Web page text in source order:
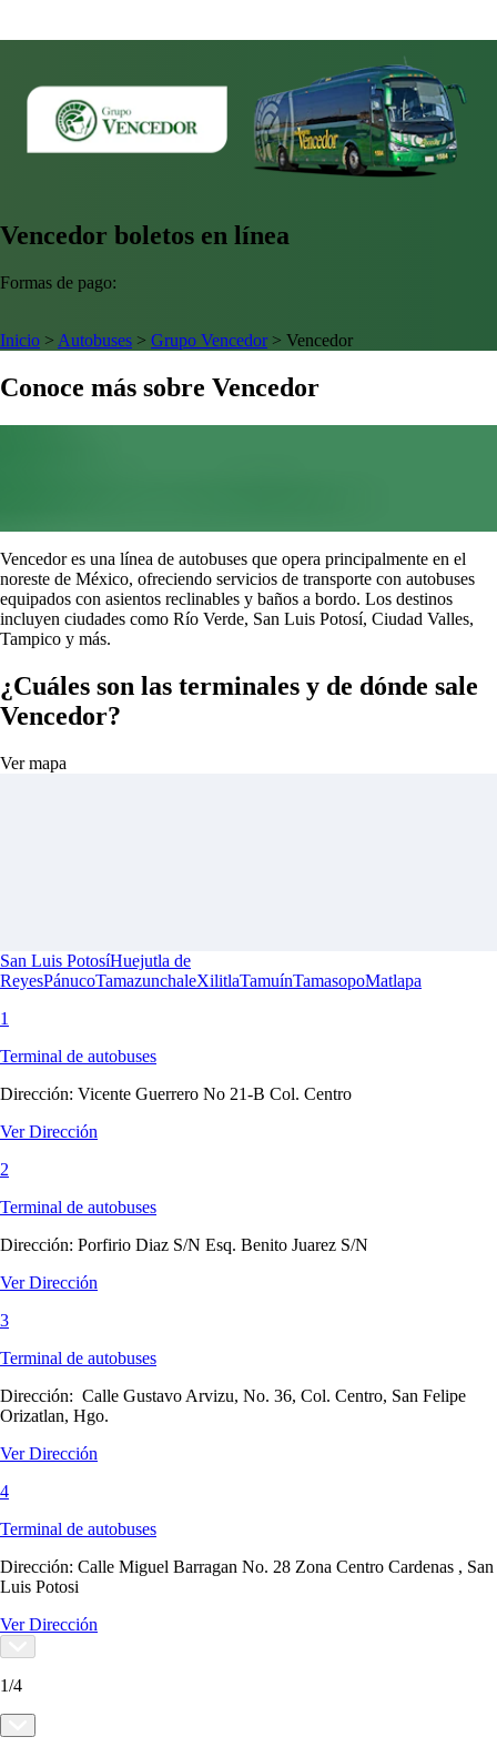
Vencedor boletos en línea
Formas de pago:
Inicio > Autobuses > Grupo Vencedor> Vencedor
Conoce más sobre Vencedor
Vencedor es una línea de autobuses que opera principalmente en el
noreste de México, ofreciendo servicios de transporte con autobuses
equipados con asientos reclinables y baños a bordo. Los destinos
incluyen ciudades como Río Verde, San Luis Potosí, Ciudad Valles,
Tampico y más.
¿Cuáles son las terminales y de dónde sale
Vencedor?
Ver mapa
San Luis PotosíHuejutla de
ReyesPánucoTamazunchaleXilitlaTamuínTamasopoMatlapa
1
Terminal de autobuses
Dirección: Vicente Guerrero No 21-B Col. Centro
Ver Dirección
2
Terminal de autobuses
Dirección: Porfirio Diaz S/N Esq. Benito Juarez S/N
Ver Dirección
3
Terminal de autobuses
Dirección: Calle Gustavo Arvizu, No. 36, Col. Centro, San Felipe
Orizatlan, Hgo.
Ver Dirección
4
Terminal de autobuses
Dirección: Calle Miguel Barragan No. 28 Zona Centro Cardenas , San
Luis Potosi
Ver Dirección
1/4